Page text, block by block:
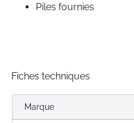
Piles fournies
Fiches techniques
Marque